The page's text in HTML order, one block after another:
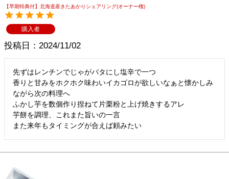
【早期特典付】北海道産きたあかりシェアリング(オーナー権)
購入者
投稿日 2024/11/02
先ずはレンチンでじゃがバタにし塩辛で一つ
香りと甘みをホクホク味わいイカゴロが欲しいなぁと懐かしみ
ながら次の料理へ
ふかし芋を数個作り捏ねて片栗粉と上げ焼きするアレ
芋餅を調理、これまた旨いの一言
また来年もタイミングが合えば頼みたい